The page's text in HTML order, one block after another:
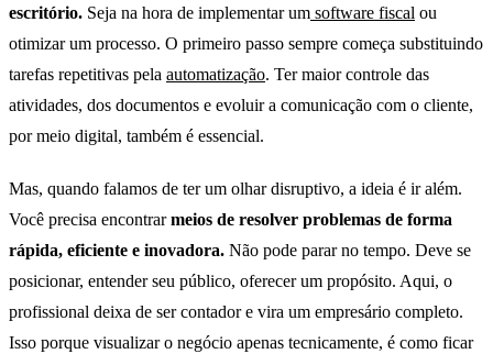
escritório. Seja na hora de implementar um software fiscal ou
otimizar um processo. O primeiro passo sempre começa substituindo
tarefas repetitivas pela automatização. Ter maior controle das
atividades, dos documentos e evoluir a comunicação com o cliente,
por meio digital, também é essencial.
Mas, quando falamos de ter um olhar disruptivo, a ideia é ir além.
Você precisa encontrarmeios de resolver problemas de forma
rápida, eficiente e inovadora. Não pode parar no tempo. Deve se
posicionar, entender seu público, oferecer um propósito. Aqui, o
profissional deixa de ser contador e vira um empresário completo.
Isso porque visualizar o negócio apenas tecnicamente, é como ficar